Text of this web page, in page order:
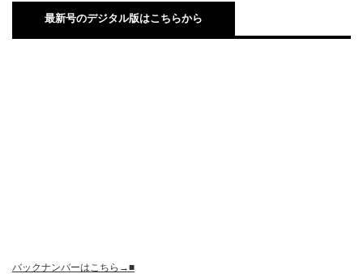
最新号のデジタル版はこちらから
バックナンバーはこちら→■